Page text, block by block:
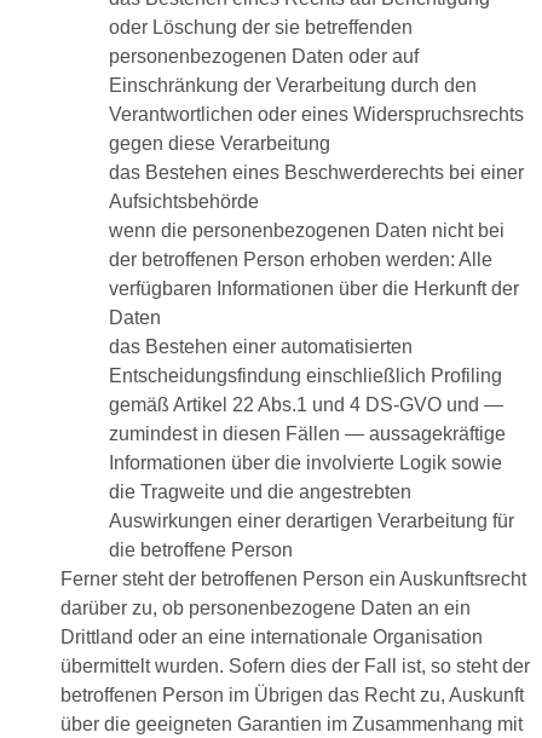
oder Löschung der sie betreffenden
personenbezogenen Daten oder auf
Einschränkung der Verarbeitung durch den
Verantwortlichen oder eines Widerspruchsrechts
gegen diese Verarbeitung
das Bestehen eines Beschwerderechts bei einer
Aufsichtsbehörde
wenn die personenbezogenen Daten nicht bei
der betroffenen Person erhoben werden: Alle
verfügbaren Informationen über die Herkunft der
Daten
das Bestehen einer automatisierten
Entscheidungsfindung einschließlich Profiling
gemäß Artikel 22 Abs.1 und 4 DS-GVO und —
zumindest in diesen Fällen — aussagekräftige
Informationen über die involvierte Logik sowie
die Tragweite und die angestrebten
Auswirkungen einer derartigen Verarbeitung für
die betroffene Person
Ferner steht der betroffenen Person ein Auskunftsrecht
darüber zu, ob personenbezogene Daten an ein
Drittland oder an eine internationale Organisation
übermittelt wurden. Sofern dies der Fall ist, so steht der
betroffenen Person im Übrigen das Recht zu, Auskunft
über die geeigneten Garantien im Zusammenhang mit